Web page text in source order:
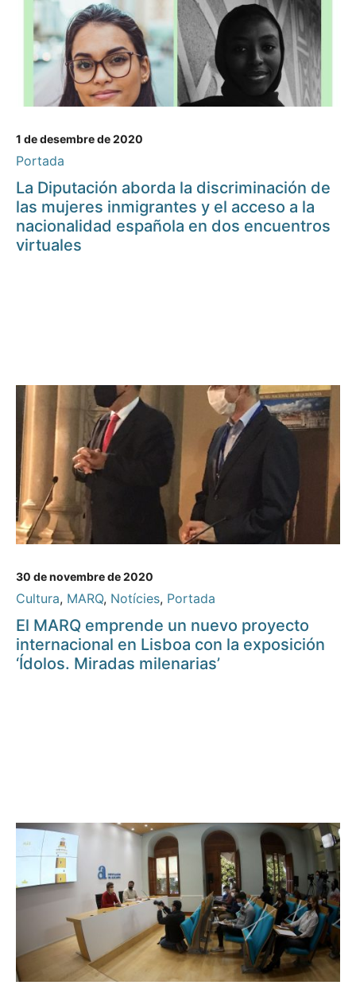
1 de desembre de 2020
Portada
La Diputación aborda la discriminación de
las mujeres inmigrantes y el acceso a la
nacionalidad española en dos encuentros
virtuales
30 de novembre de 2020
Cultura, MARQ, Notícies, Portada
El MARQ emprende un nuevo proyecto
internacional en Lisboa con la exposición
‘Ídolos. Miradas milenarias’